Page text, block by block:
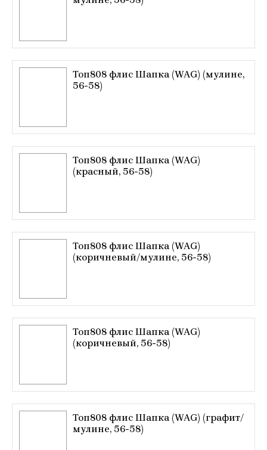
Топ808 флис Шапка (WAG) (мулине,
56-58)
Топ808 флис Шапка (WAG)
(красный, 56-58)
Топ808 флис Шапка (WAG)
(коричневый/мулине, 56-58)
Топ808 флис Шапка (WAG)
(коричневый, 56-58)
Топ808 флис Шапка (WAG) (графит/
мулине, 56-58)